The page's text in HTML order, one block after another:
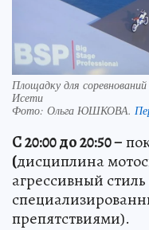
Площадку для
Исети
Фото: Ольга ЮШКОВА.
С 20:00 до 20:50 –
(дисциплина
агрессивный
препятствиями).